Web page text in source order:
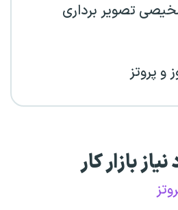
تصویر برداری
و پروتز
بازار کار